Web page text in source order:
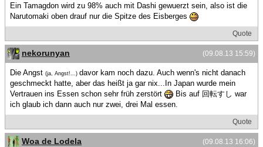
Ein Tamagdon wird zu 98% auch mit Dashi gewuerzt sein, also ist die
Narutomaki oben drauf nur die Spitze des Eisberges
Quote
(09.08.13 15:59)
nekorunyan
Die Angst (ja, Angst!...) davor kam noch dazu. Auch wenn's nicht danach
geschmeckt hatte, aber das heißt ja gar nix...In Japan wurde mein
Vertrauen ins Essen schon sehr früh zerstört
Bis auf 回転すし war
ich glaub ich dann auch nur zwei, drei Mal essen.
Quote
(09.08.13 16:06)
Woa de Lodela